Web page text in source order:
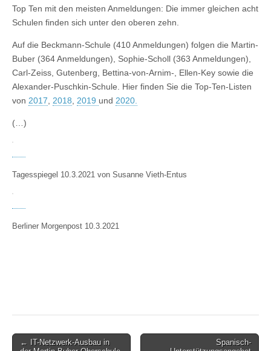
Top Ten mit den meisten Anmeldungen: Die immer gleichen acht
Schulen finden sich unter den oberen zehn.
Auf die Beckmann-Schule (410 Anmeldungen) folgen die Martin-
Buber (364 Anmeldungen), Sophie-Scholl (363 Anmeldungen),
Carl-Zeiss, Gutenberg, Bettina-von-Arnim-, Ellen-Key sowie die
Alexander-Puschkin-Schule. Hier finden Sie die Top-Ten-Listen
von 2017 2018 2019 und 2020.
(…)
Tagesspiegel 10.3.2021 von Susanne Vieth-Entus
Berliner Morgenpost 10.3.2021
Post← IT-Netzwerk-Ausbau in
Spanisch-